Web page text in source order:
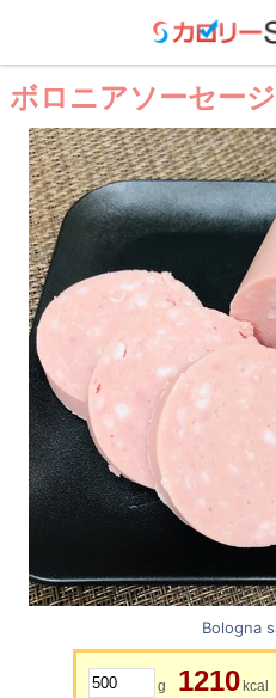
ボロニアソーセージ
Bologna
g 1210 kcal